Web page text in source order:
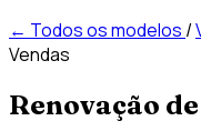
← Todos os modelos /
Vendas
Renovação